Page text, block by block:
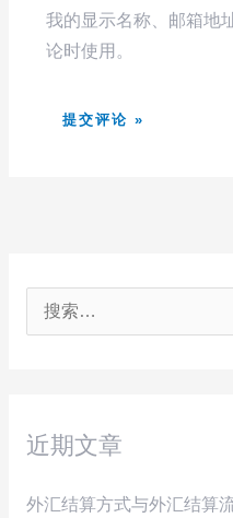
我的显示名称、邮箱地
论时使用。
近期文章
外汇结算方式与外汇结算